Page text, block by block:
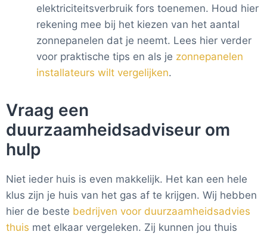
elektriciteitsverbruik fors toenemen. Houd hier
rekening mee bij het kiezen van het aantal
zonnepanelen dat je neemt. Lees hier verder
voor praktische tips en als je zonnepanelen
installateurs wilt vergelijken.
Vraag een
duurzaamheidsadviseur om
hulp
Niet ieder huis is even makkelijk. Het kan een hele
klus zijn je huis van het gas af te krijgen. Wij hebben
hier de beste bedrijven voor duurzaamheidsadvies
thuis met elkaar vergeleken. Zij kunnen jou thuis